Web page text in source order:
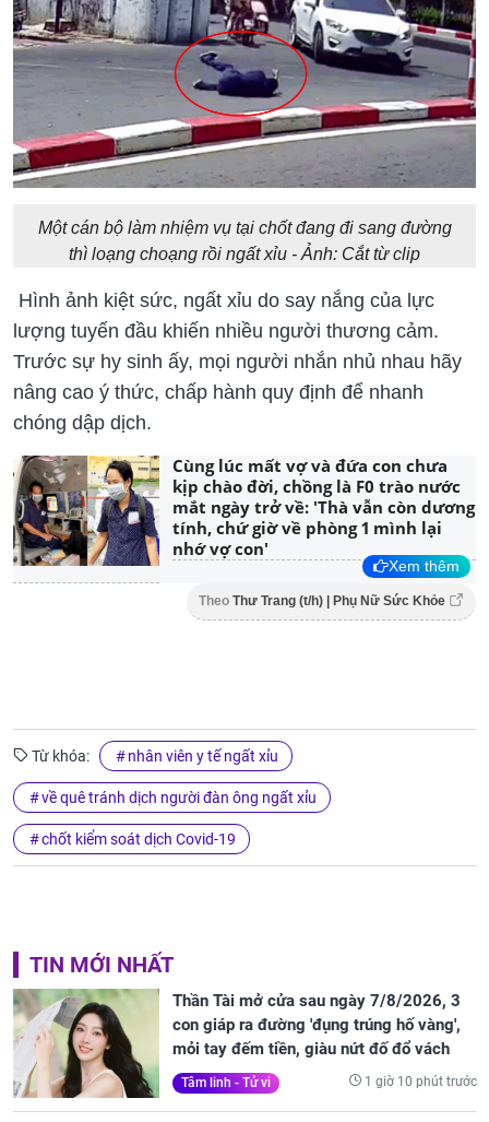
Một cán bộ làm nhiệm vụ tại chốt đang đi sang đường
thì loạng choạng rồi ngất xỉu - Ảnh: Cắt từ clip
Hình ảnh kiệt sức, ngất xỉu do say nắng của lực
lượng tuyến đầu khiến nhiều người thương cảm.
Trước sự hy sinh ấy, mọi người nhắn nhủ nhau hãy
nâng cao ý thức, chấp hành quy định để nhanh
chóng dập dịch.
Cùng lúc mất vợ và đứa con chưa
kịp chào đời, chồng là F0 trào nước
mắt ngày trở về: 'Thà vẫn còn dương
tính, chứ giờ về phòng 1 mình lại
nhớ vợ con'
Xem thêm
Theo Thư Trang (t/h) | Phụ Nữ Sức Khỏe
Từ khóa: nhân viên y tế ngất xỉu
về quê tránh dịch người đàn ông ngất xỉu
chốt kiểm soát dịch Covid-19
TIN MỚI NHẤT
Thần Tài mở cửa sau ngày 7/8/2026, 3
con giáp ra đường 'đụng trúng hố vàng',
mỏi tay đếm tiền, giàu nứt đố đổ vách
Tâm linh - Tử vi 1 giờ 10 phút trước